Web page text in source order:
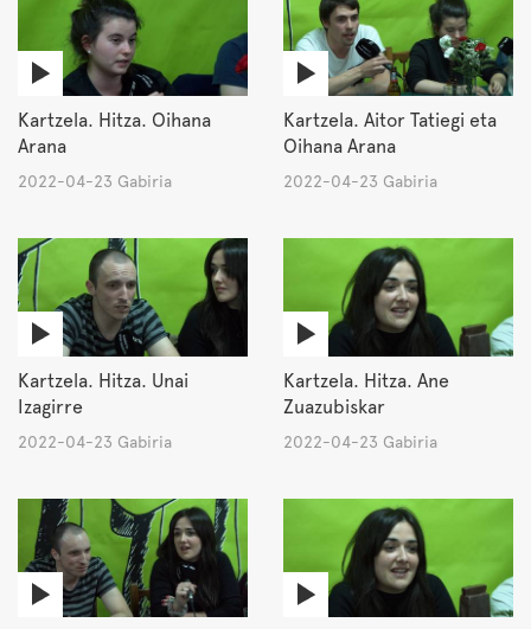
Kartzela. Hitza. Oihana
Arana
2022-04-23 Gabiria
Kartzela. Aitor Tatiegi eta
Oihana Arana
2022-04-23 Gabiria
Kartzela. Hitza. Unai
Izagirre
2022-04-23 Gabiria
Kartzela. Hitza. Ane
Zuazubiskar
2022-04-23 Gabiria